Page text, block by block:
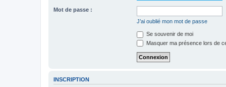
Mot de passe :
J’ai oublié mon mot de passe
Se souvenir de moi
Masquer ma présence lors de
INSCRIPTION